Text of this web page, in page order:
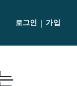
로그인 | 가입